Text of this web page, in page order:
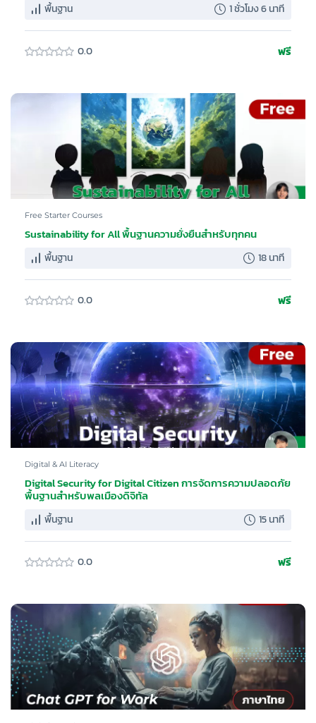
พื้นฐาน 1 ชั่วโมง 6 นาที
0.0 ฟรี
Free Starter Courses
Sustainability for All พื้นฐานความยั่งยืนสำหรับทุกคน
พื้นฐาน 18 นาที
0.0 ฟรี
Digital & AI Literacy
Digital Security for Digital Citizen การจัดการความปลอดภัย
พื้นฐานสำหรับพลเมืองดิจิทัล
พื้นฐาน 15 นาที
0.0 ฟรี